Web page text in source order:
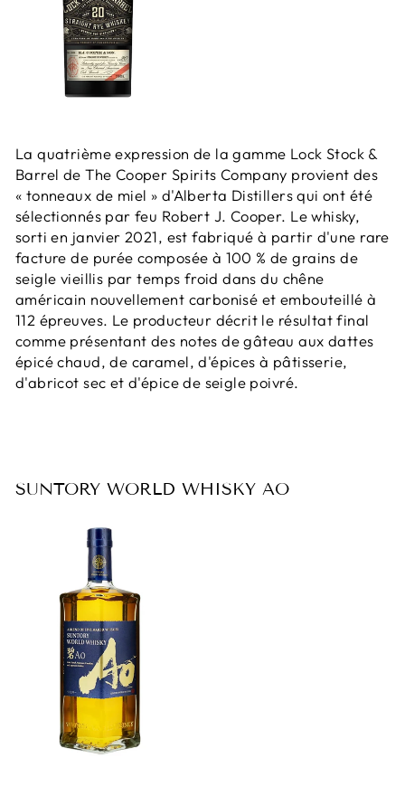
La quatrième expression de la gamme Lock Stock &
Barrel de The Cooper Spirits Company provient des
« tonneaux de miel » d'Alberta Distillers qui ont été
sélectionnés par feu Robert J. Cooper. Le whisky,
sorti en janvier 2021, est fabriqué à partir d'une rare
facture de purée composée à 100 % de grains de
seigle vieillis par temps froid dans du chêne
américain nouvellement carbonisé et embouteillé à
112 épreuves. Le producteur décrit le résultat final
comme présentant des notes de gâteau aux dattes
épicé chaud, de caramel, d'épices à pâtisserie,
d'abricot sec et d'épice de seigle poivré.
SUNTORY WORLD WHISKY AO